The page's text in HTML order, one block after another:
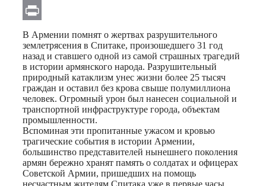
Email
Print
В Армении помнят о жертвах разрушительного
землетрясения в Спитаке, произошедшего 31 год
назад и ставшего одной из самой страшных трагедий
в истории армянского народа. Разрушительный
природный катаклизм унес жизни более 25 тысяч
граждан и оставил без крова свыше полумиллиона
человек. Огромный урон был нанесен социальной и
транспортной инфраструктуре города, объектам
промышленности.
Вспоминая эти пропитанные ужасом и кровью
трагические события в истории Армении,
большинство представителей нынешнего поколения
армян бережно хранят память о солдатах и офицерах
Советской Армии, пришедших на помощь
несчастным жителям Спитака уже в первые часы